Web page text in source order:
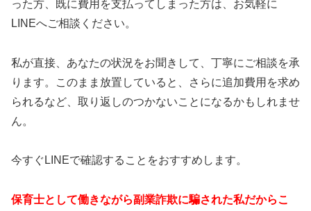
った方、既に費用を支払ってしまった方は、お気軽に
LINEへご相談ください。
私が直接、あなたの状況をお聞きして、丁寧にご相談を承
ります。このまま放置していると、さらに追加費用を求め
られるなど、取り返しのつかないことになるかもしれませ
ん。
今すぐLINEで確認することをおすすめします。
保育士として働きながら副業詐欺に騙された私だからこ